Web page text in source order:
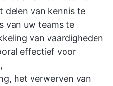
delen van kennis te
van uw teams te
van vaardigheden
effectief voor
het verwerven van